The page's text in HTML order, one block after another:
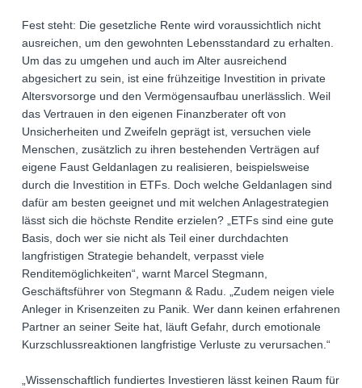
Fest steht: Die gesetzliche Rente wird voraussichtlich nicht
ausreichen, um den gewohnten Lebensstandard zu erhalten.
Um das zu umgehen und auch im Alter ausreichend
abgesichert zu sein, ist eine frühzeitige Investition in private
Altersvorsorge und den Vermögensaufbau unerlässlich. Weil
das Vertrauen in den eigenen Finanzberater oft von
Unsicherheiten und Zweifeln geprägt ist, versuchen viele
Menschen, zusätzlich zu ihren bestehenden Verträgen auf
eigene Faust Geldanlagen zu realisieren, beispielsweise
durch die Investition in ETFs. Doch welche Geldanlagen sind
dafür am besten geeignet und mit welchen Anlagestrategien
lässt sich die höchste Rendite erzielen? „ETFs sind eine gute
Basis, doch wer sie nicht als Teil einer durchdachten
langfristigen Strategie behandelt, verpasst viele
Renditemöglichkeiten“, warnt Marcel Stegmann,
Geschäftsführer von Stegmann & Radu. „Zudem neigen viele
Anleger in Krisenzeiten zu Panik. Wer dann keinen erfahrenen
Partner an seiner Seite hat, läuft Gefahr, durch emotionale
Kurzschlussreaktionen langfristige Verluste zu verursachen.“
„Wissenschaftlich fundiertes Investieren lässt keinen Raum für